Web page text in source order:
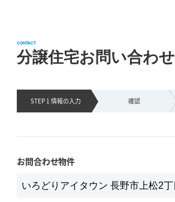
分譲住宅お問い合わせ
CONTACT
STEP 1 情報の入力 確認
お問合わせ物件